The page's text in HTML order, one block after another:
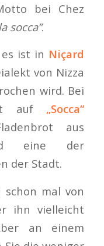
bei Chez
socca”.
ist in Niçard
von Nizza
wird. Bei
auf „Socca“
aus
eine der
der Stadt.
schon mal von
ihn vielleicht
an einem